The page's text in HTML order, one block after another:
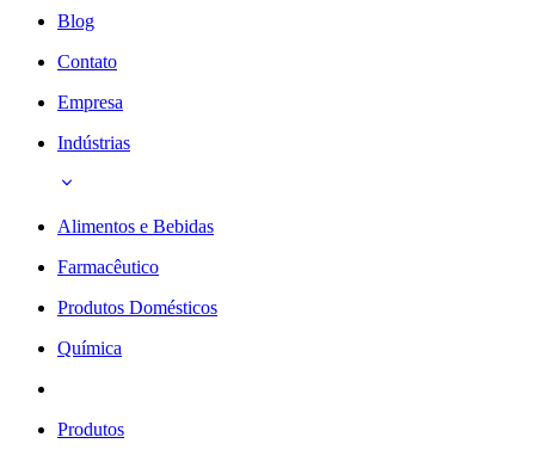
Blog
Contato
Empresa
Indústrias
Alimentos e Bebidas
Farmacêutico
Produtos Domésticos
Química
Produtos